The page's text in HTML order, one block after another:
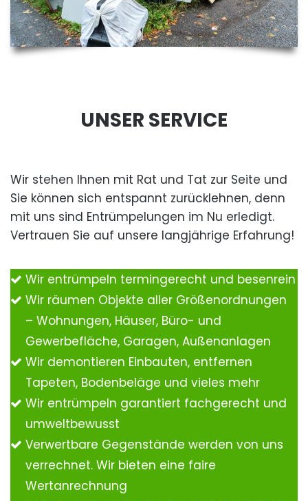
UNSER SERVICE
Wir stehen Ihnen mit Rat und Tat zur Seite und
Sie können sich entspannt zurücklehnen, denn
mit uns sind Entrümpelungen im Nu erledigt.
Vertrauen Sie auf unsere langjährige Erfahrung!
Wir entrümpeln termingerecht und besenrein
Wir räumen Objekte aller Größenordnungen
– Wohnungen, Häuser, Büro- und
Gewerbefläche, Garagen, Außenanlagen
Wir demontieren Einbauten, entfernen
Tapeten, Bodenbeläge und vieles mehr
Wir entrümpeln garantiert fachgerecht und
umweltbewusst
Verwertbare Gegenstände werden von uns
verrechnet. Wir bieten eine faire
Wertanrechnung